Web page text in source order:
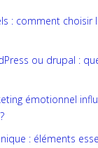
: comment choisir
ou drupal :
émotionnel
: éléments